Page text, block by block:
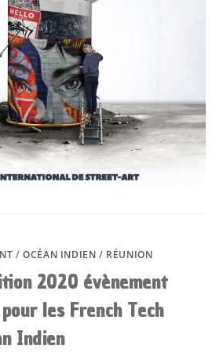
/OCÉAN INDIEN / RÉUNION
2020 évènement
les French Tech
Indien